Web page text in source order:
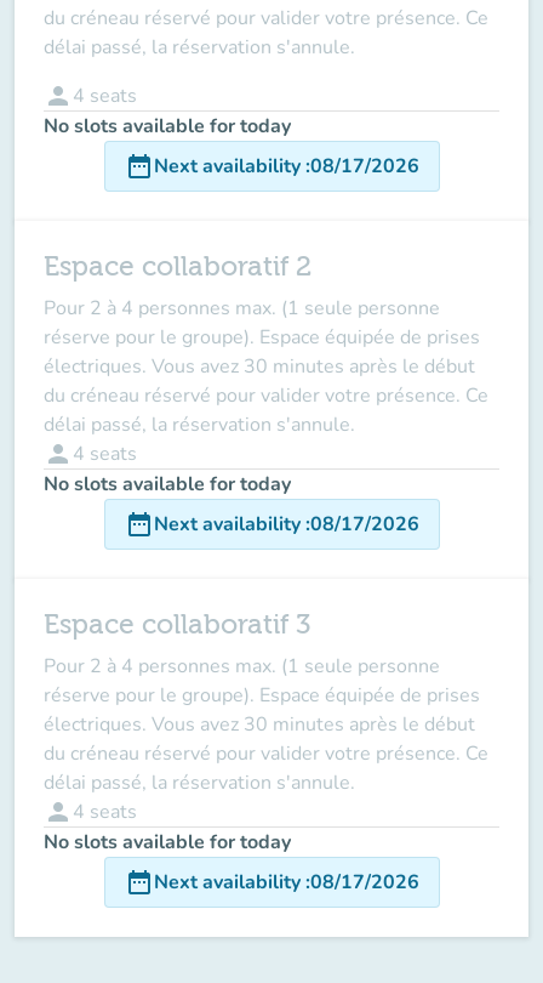
du créneau réservé pour valider votre présence. Ce
délai passé, la réservation s'annule.
person 4 seats
No slots available for today
date_rangeNext availability:08/17/2026
Espace collaboratif 2
Pour 2 à 4 personnes max. (1 seule personne
réserve pour le groupe). Espace équipée de prises
électriques. Vous avez 30 minutes après le début
du créneau réservé pour valider votre présence. Ce
délai passé, la réservation s'annule.
person 4 seats
No slots available for today
date_rangeNext availability:08/17/2026
Espace collaboratif 3
Pour 2 à 4 personnes max. (1 seule personne
réserve pour le groupe). Espace équipée de prises
électriques. Vous avez 30 minutes après le début
du créneau réservé pour valider votre présence. Ce
délai passé, la réservation s'annule.
person 4 seats
No slots available for today
date_rangeNext availability:08/17/2026